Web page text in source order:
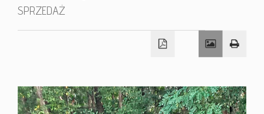
Kontakt
SPRZEDAŻ